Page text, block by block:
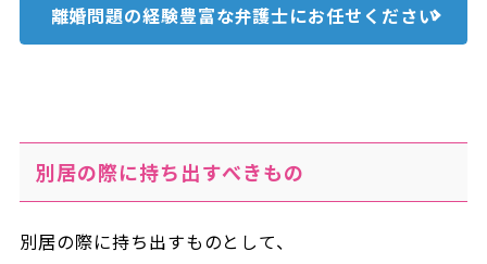
離婚問題の経験豊富な弁護士にお任せください
別居の際に持ち出すべきもの
別居の際に持ち出すものとして、